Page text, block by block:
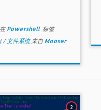
在 Powershell 标签
/ 文件系统 来自 Mooser
2